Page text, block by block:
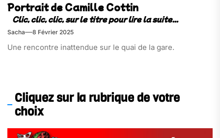
Portrait de Camille Cottin
Sacha 8 Février 2025
Une rencontre inattendue sur le quai de la gare.
Cliquez sur la rubrique de votre
choix